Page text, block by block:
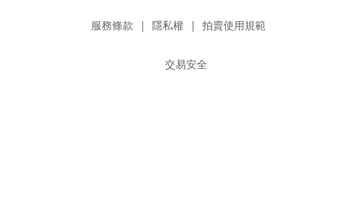
服務條款 | 隱私權 | 拍賣使用規範
交易安全